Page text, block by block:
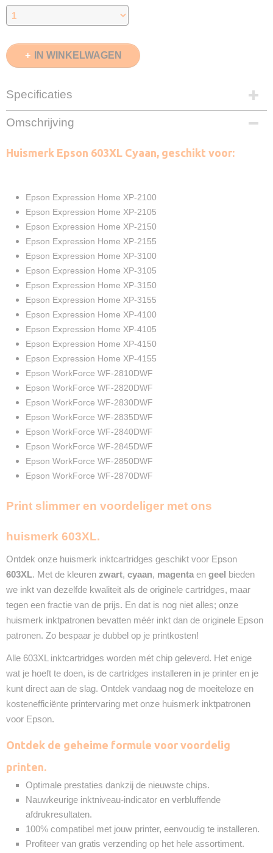
IN WINKELWAGEN
Specificaties
EAN code
8720153533317
15ml
Verzendmethode
Brievenbuspost of Pakketpost
Garantie
2 Jaar
Recyclebaar
Omschrijving
Huismerk Epson 603XL Cyaan, geschikt voor:
Epson Expression Home XP-2100
Epson Expression Home XP-2105
Epson Expression Home XP-2150
Epson Expression Home XP-2155
Epson Expression Home XP-3100
Epson Expression Home XP-3105
Epson Expression Home XP-3150
Epson Expression Home XP-3155
Epson Expression Home XP-4100
Epson Expression Home XP-4105
Epson Expression Home XP-4150
Epson Expression Home XP-4155
Epson WorkForce WF-2810DWF
Epson WorkForce WF-2820DWF
Epson WorkForce WF-2830DWF
Epson WorkForce WF-2835DWF
Epson WorkForce WF-2840DWF
Epson WorkForce WF-2845DWF
Epson WorkForce WF-2850DWF
Epson WorkForce WF-2870DWF
Print slimmer en voordeliger met ons
huismerk 603XL.
Ontdek onze huismerk inktcartridges geschikt voor Epson
603XL. Met de kleuren zwart, cyaan, magenta en geel bieden
we inkt van dezelfde kwaliteit als de originele cartridges, maar
tegen een fractie van de prijs. En dat is nog niet alles; onze
huismerk inktpatronen bevatten méér inkt dan de originele Epson
patronen. Zo bespaar je dubbel op je printkosten!
Alle 603XL inktcartridges worden mét chip geleverd. Het enige
wat je hoeft te doen, is de cartridges installeren in je printer en je
kunt direct aan de slag. Ontdek vandaag nog de moeiteloze en
kostenefficiënte printervaring met onze huismerk inktpatronen
voor Epson.
Ontdek de geheime formule voor voordelig
printen.
Optimale prestaties dankzij de nieuwste chips.
Nauwkeurige inktniveau-indicator en verbluffende
afdrukresultaten.
100% compatibel met jouw printer, eenvoudig te installeren.
Profiteer van gratis verzending op het hele assortiment.